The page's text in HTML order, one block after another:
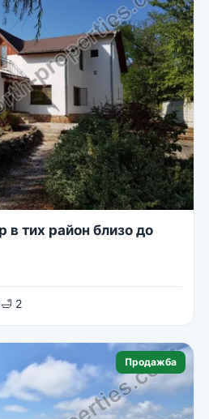
тих район близо до
🛁 2
Продажба